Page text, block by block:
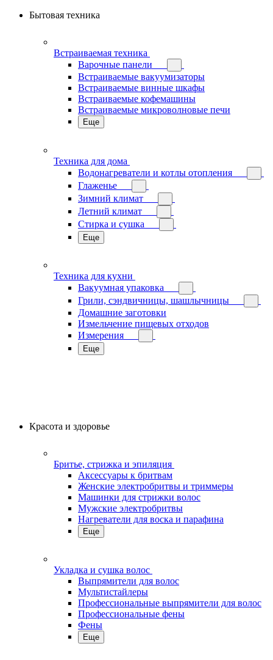
Бытовая техника
Встраиваемая техника
Варочные панели
Встраиваемые вакуумизаторы
Встраиваемые винные шкафы
Встраиваемые кофемашины
Встраиваемые микроволновые печи
Еще
Техника для дома
Водонагреватели и котлы отопления
Глаженье
Зимний климат
Летний климат
Стирка и сушка
Еще
Техника для кухни
Вакуумная упаковка
Грили, сэндвичницы, шашлычницы
Домашние заготовки
Измельчение пищевых отходов
Измерения
Еще
Красота и здоровье
Бритье, стрижка и эпиляция
Аксессуары к бритвам
Женские электробритвы и триммеры
Машинки для стрижки волос
Мужские электробритвы
Нагреватели для воска и парафина
Еще
Укладка и сушка волос
Выпрямители для волос
Мультистайлеры
Профессиональные выпрямители для волос
Профессиональные фены
Фены
Еще